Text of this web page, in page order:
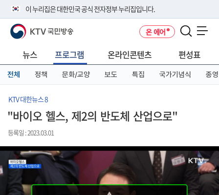
이 누리집은 대한민국 공식 전자정부 누리집입니다.
공식 누리집 주소 확인하기
니다.
이밖에 or.kr 또는 .kr등 다른 도메인 주소를 사용하고 있다면 아래 URL에
서 도메인 주소를 확인해 보세요
KTV 국민방송 온 에어
뉴스 프로그램 온라인콘텐츠 편성표
전체 정책 문화/교양 보도 특집 국가기념식 종영
KTV 대한뉴스 8
"바이오 헬스, 제2의 반도체 산업으로"
등록일 : 2023.03.01